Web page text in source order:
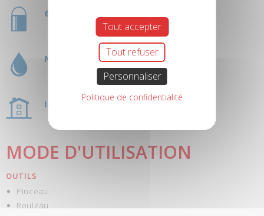
6L
NETTOYAGE À L'EAU
INTÉRIEUR
MODE D'UTILISATION
OUTILS
Pinceau.
Rouleau
Tout accepter
Tout refuser
Personnaliser
Politique de confidentialité